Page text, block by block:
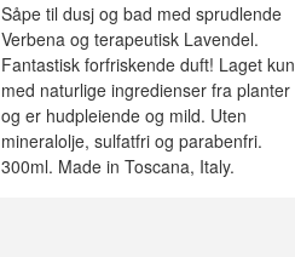
Såpe til dusj og bad med sprudlende
Verbena og terapeutisk Lavendel.
Fantastisk forfriskende duft! Laget kun
med naturlige ingredienser fra planter
og er hudpleiende og mild. Uten
mineralolje, sulfatfri og parabenfri.
300ml. Made in Toscana, Italy.